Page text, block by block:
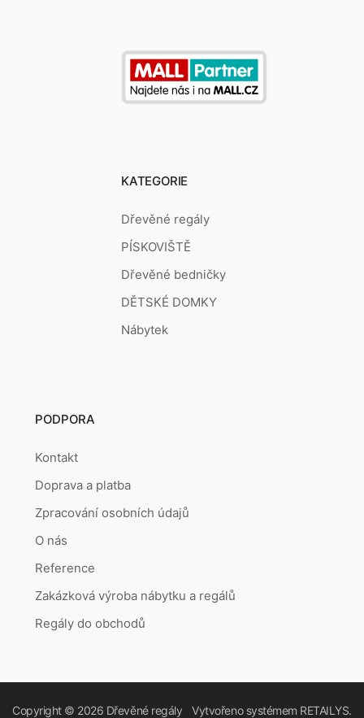
KATEGORIE
Dřevěné regály
PÍSKOVIŠTĚ
Dřevěné bedničky
DĚTSKÉ DOMKY
Nábytek
PODPORA
Kontakt
Doprava a platba
Zpracování osobních údajů
O nás
Reference
Zakázková výroba nábytku a regálů
Regály do obchodů
Copyright © 2026 Dřevěné regály Vytvořeno systémem RETAILYS.